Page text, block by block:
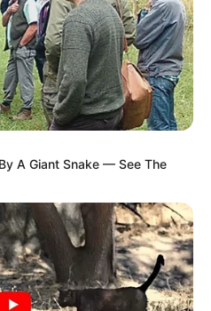
A Giant Snake — See The